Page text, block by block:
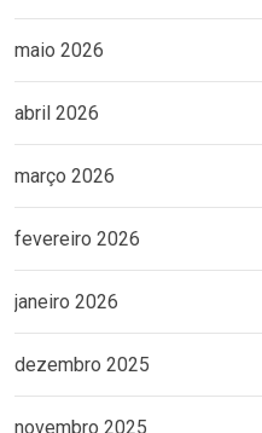
maio 2026
abril 2026
março 2026
fevereiro 2026
janeiro 2026
dezembro 2025
novembro 2025